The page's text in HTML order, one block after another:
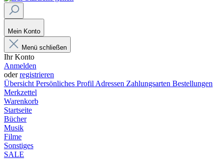
Mein Konto
Menü schließen
Ihr Konto
Anmelden
oderregistrieren
Übersicht Persönliches Profil Adressen Zahlungsarten Bestellungen
Merkzettel
Warenkorb
Startseite
Bücher
Musik
Filme
Sonstiges
SALE